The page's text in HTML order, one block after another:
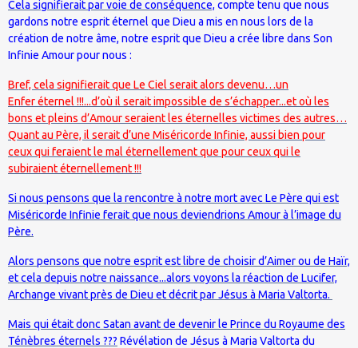
Cela signifierait par voie de conséquence, compte tenu que nous
gardons notre esprit éternel que Dieu a mis en nous lors de la
création de notre âme, notre esprit que Dieu a crée libre dans Son
Infinie Amour pour nous :
Bref, cela signifierait que Le Ciel serait alors devenu…un
Enfer éternel !!!...d’où il serait impossible de s’échapper...et où les
bons et pleins d’Amour seraient les éternelles victimes des autres…
Quant au Père, il serait d’une Miséricorde Infinie, aussi bien pour
ceux qui feraient le mal éternellement que pour ceux qui le
subiraient éternellement !!!
Si nous pensons que la rencontre à notre mort avec Le Père qui est
Miséricorde Infinie ferait que nous deviendrions Amour à l’image du
Père.
Alors pensons que notre esprit est libre de choisir d’Aimer ou de Haïr,
et cela depuis notre naissance...alors voyons la réaction de Lucifer,
Archange vivant près de Dieu et décrit par Jésus à Maria Valtorta.
Mais qui était donc Satan avant de devenir le Prince du Royaume des
Ténèbres éternels ??? Révélation de Jésus à Maria Valtorta du